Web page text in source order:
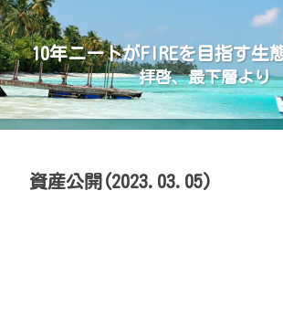
10年ニートがFIREを目指す生
拝啓、最下層より
資産公開(2023.03.05)